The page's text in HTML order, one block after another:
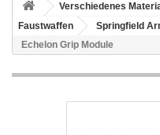
Verschiedenes
Faustwaffen
Springfield
Echelon Grip Module